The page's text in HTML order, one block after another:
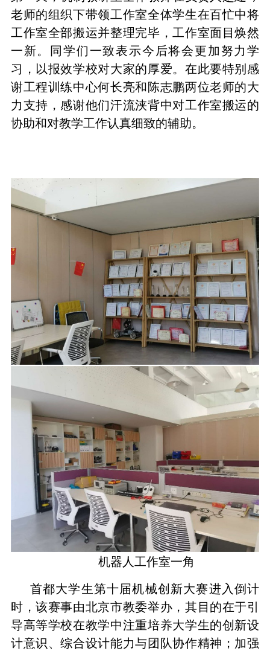
老师的组织下带领工作室全体学生在百忙中将
工作室全部搬运并整理完毕，工作室面目焕然
一新。同学们一致表示今后将会更加努力学
习，以报效学校对大家的厚爱。在此要特别感
谢工程训练中心何长亮和陈志鹏两位老师的大
力支持，感谢他们汗流浃背中对工作室搬运的
协助和对教学工作认真细致的辅助。
机器人工作室一角
首都大学生第十届机械创新大赛进入倒计
时，该赛事由北京市教委举办，其目的在于引
导高等学校在教学中注重培养大学生的创新设
计意识、综合设计能力与团队协作精神；加强